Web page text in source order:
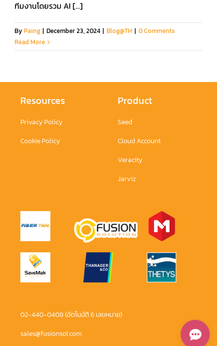
เข้าสู่ระบบ​
ทีมงานโดยรวม AI [...]
ByPaing | December 23, 2024 | Blog@TH | 0 Comments
Read More
Resources
Privacy Policy
Cookie Policy
Product
Seed
Cloud Account
Veracity
Jarviz
02-440-0408 (อัตโนมัติ 6 เลขหมาย)
sales@fusionsol.com